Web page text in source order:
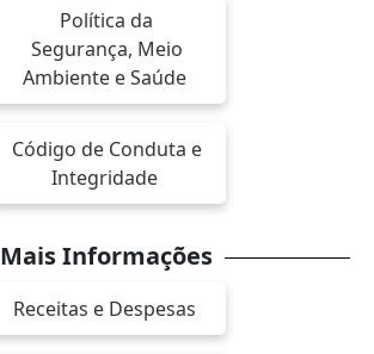
Política da
Segurança, Meio
Ambiente e Saúde
Código de Conduta e
Integridade
Mais Informações
Receitas e Despesas